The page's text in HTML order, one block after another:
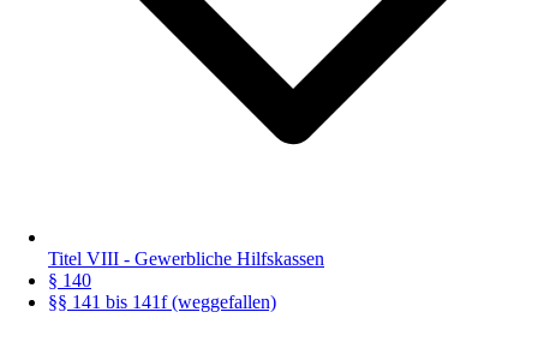
Titel VIII - Gewerbliche Hilfskassen
§ 140
§§ 141 bis 141f (weggefallen)